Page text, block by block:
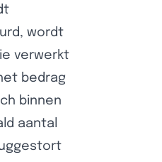
wordt
verwerkt
bedrag
binnen
aantal